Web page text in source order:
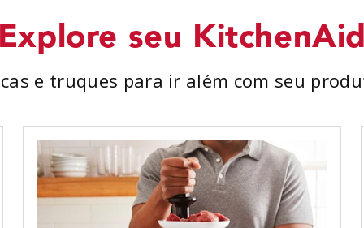
seu
e truques para ir além com seu